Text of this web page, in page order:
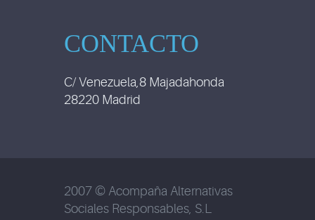
CONTACTO
C/ Venezuela,8 Majadahonda
28220 Madrid
2007 © Acompaña Alternativas
Sociales Responsables, S.L